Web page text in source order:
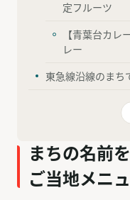
定フルーツ
【青葉台カレ
レー
東急線沿線のまち
まちの名前
ご当地メニ